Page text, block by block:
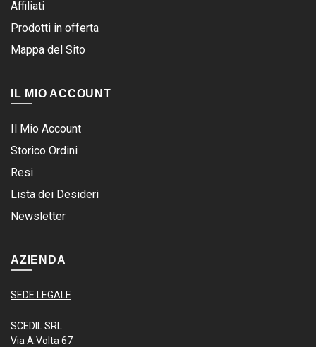
Affiliati
Prodotti in offerta
Mappa del Sito
IL MIO ACCOUNT
Il Mio Account
Storico Ordini
Resi
Lista dei Desideri
Newsletter
AZIENDA
SEDE LEGALE
SCEDIL SRL
Via A.Volta 67